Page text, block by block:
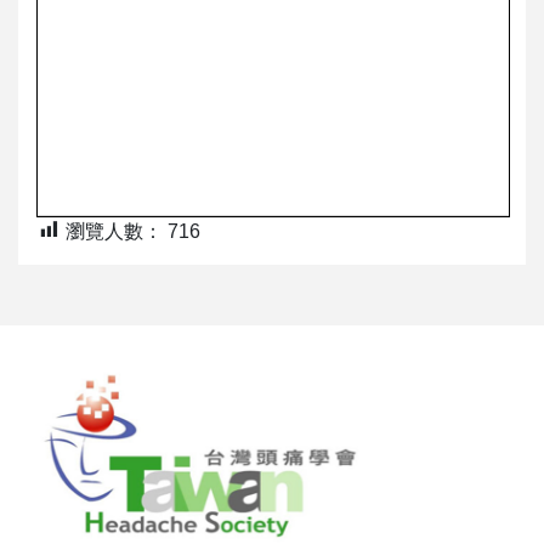
瀏覽人數： 716